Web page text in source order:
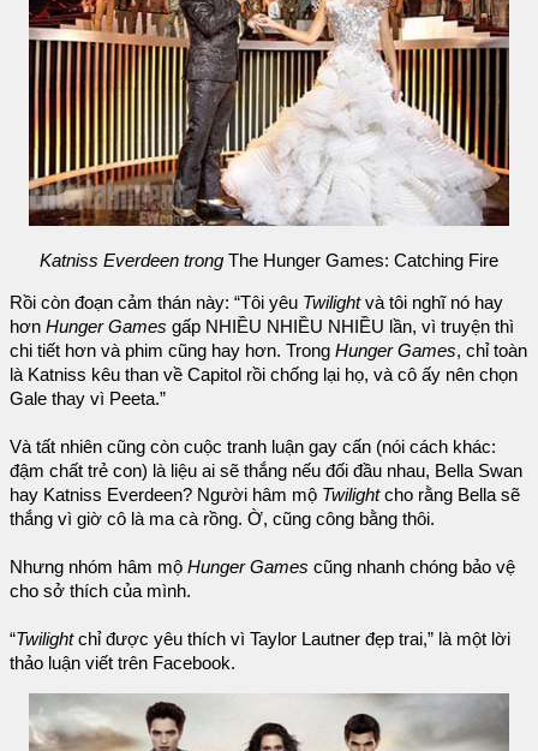
Katniss Everdeen trong The Hunger Games: Catching Fire
Rồi còn đoạn cảm thán này: “Tôi yêu Twilightvà tôi nghĩ nó hay
hơn Hunger Games gấp NHIỀU NHIỀU NHIỀU lần, vì truyện thì
chi tiết hơn và phim cũng hay hơn. Trong Hunger Games, chỉ toàn
là Katniss kêu than về Capitol rồi chống lại họ, và cô ấy nên chọn
Gale thay vì Peeta.”
Và tất nhiên cũng còn cuộc tranh luận gay cấn (nói cách khác:
đậm chất trẻ con) là liệu ai sẽ thắng nếu đối đầu nhau, Bella Swan
hay Katniss Everdeen? Người hâm mộ Twilightcho rằng Bella sẽ
thắng vì giờ cô là ma cà rồng. Ờ, cũng công bằng thôi.
Nhưng nhóm hâm mộ Hunger Games cũng nhanh chóng bảo vệ
cho sở thích của mình.
“Twilightchỉ được yêu thích vì Taylor Lautner đẹp trai,” là một lời
thảo luận viết trên Facebook.